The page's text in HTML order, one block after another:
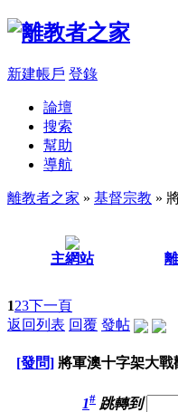
新建帳戶 登錄
論壇
搜索
幫助
導航
離教者之家 » 基督宗教 »
主網站
123下一頁
返回列表 回覆 發帖
[發問] 將軍澳十字架大戰
1# 跳轉到